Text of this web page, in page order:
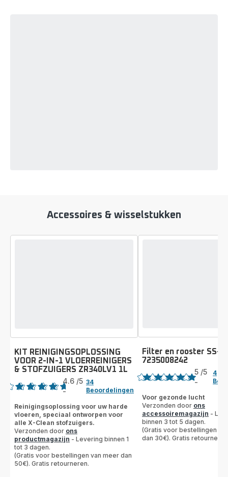
Accessoires & wisselstukken
KIT REINIGINGSOPLOSSING
VOOR 2-IN-1 VLOERREINIGERS
& STOFZUIGERS ZR340LV1 1L
Beoordeling
4.6 /5
-
34
Beoordelingen
Reinigingsoplossing voor uw harde
vloeren, speciaal ontworpen voor
alle X-Clean stofzuigers.
Verzonden door ons
productmagazijn - Levering binnen 1
tot 3 dagen.
(Gratis voor bestellingen van meer dan
50€). Gratis retourneren.
Filter en rooster SS-
7235008242
Beoordeling
met
5
sterren
(gemiddeld)
5 /5
-
4
Voor gezonde lucht
Verzonden door ons
accessoiremagazijn -
binnen 3 tot 5 dagen.
(Gratis voor bestellingen
dan 30€). Gratis